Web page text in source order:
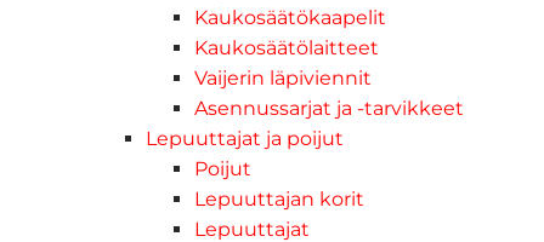
Kaukosäätökaapelit
Kaukosäätölaitteet
Vaijerin läpiviennit
Asennussarjat ja -tarvikkeet
Lepuuttajat ja poijut
Poijut
Lepuuttajan korit
Lepuuttajat